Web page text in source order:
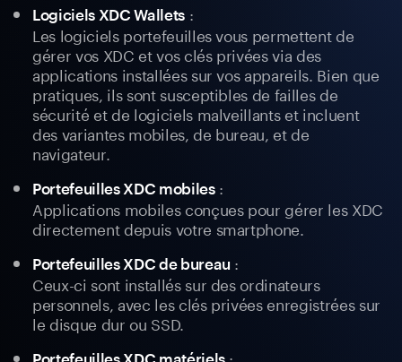
Logiciels XDC Wallets:
Les logiciels portefeuilles vous permettent de
gérer vos XDC et vos clés privées via des
applications installées sur vos appareils. Bien que
pratiques, ils sont susceptibles de failles de
sécurité et de logiciels malveillants et incluent
des variantes mobiles, de bureau, et de
navigateur.
Portefeuilles XDC mobiles:
Applications mobiles conçues pour gérer les XDC
directement depuis votre smartphone.
Portefeuilles XDC de bureau :
Ceux-ci sont installés sur des ordinateurs
personnels, avec les clés privées enregistrées sur
le disque dur ou SSD.
: